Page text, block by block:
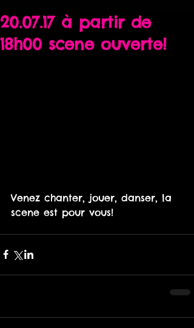
20.07.17 à partir de
18h00 scene ouverte!
Venez chanter, jouer, danser, la
scene est pour vous!